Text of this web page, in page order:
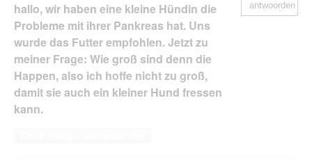
hallo, wir haben eine kleine Hündin die
Probleme mit ihrer Pankreas hat. Uns
wurde das Futter empfohlen. Jetzt zu
meiner Frage: Wie groß sind denn die
Happen, also ich hoffe nicht zu groß,
damit sie auch ein kleiner Hund fressen
kann.
antwoorden